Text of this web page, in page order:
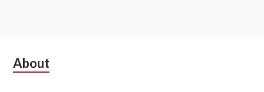
Subsidiary
About